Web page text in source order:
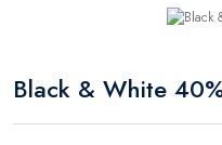
Black & White